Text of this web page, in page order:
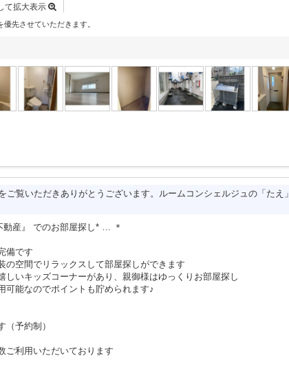
て拡大表示
先させていただきます。
ご覧いただきありがとうございます。ルームコンシェルジュの「たえ」
産』 でのお部屋探し* … ＊
備です
の空間でリラックスして部屋探しができます
しいキッズコーナーがあり、親御様はゆっくりお部屋探し
可能なのでポイントも貯められます♪
予約制）
ご利用いただいております